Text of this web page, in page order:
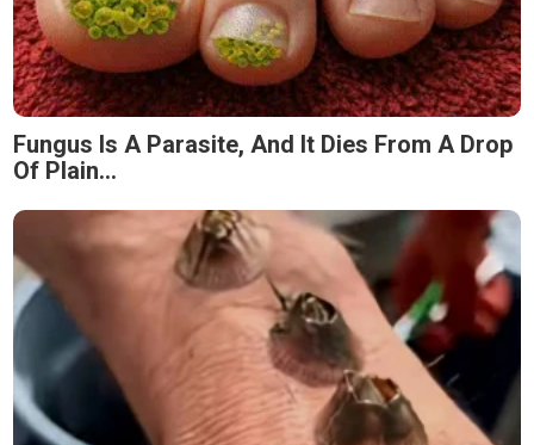
Fungus Is A Parasite, And It Dies From A Drop
Of Plain...